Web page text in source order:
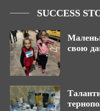
SUCCESS
свою